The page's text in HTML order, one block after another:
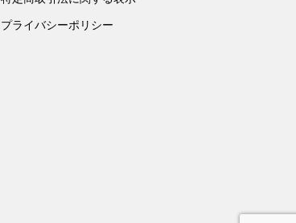
プライバシーポリシー